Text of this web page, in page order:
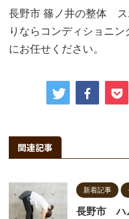
長野市 篠ノ井の整体 ス
りならコンディショニン
にお任せください。
関連記事
新着記事
長野市 ハ